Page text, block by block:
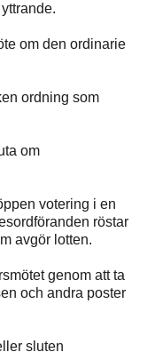
om den ordinarie
ordning som
om
votering i en
röstar
avgör lotten.
genom att ta
och andra poster
sluten